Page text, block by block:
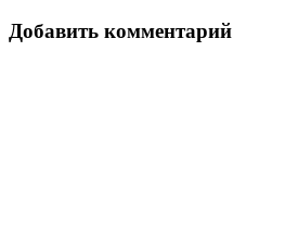
Добавить комментарий